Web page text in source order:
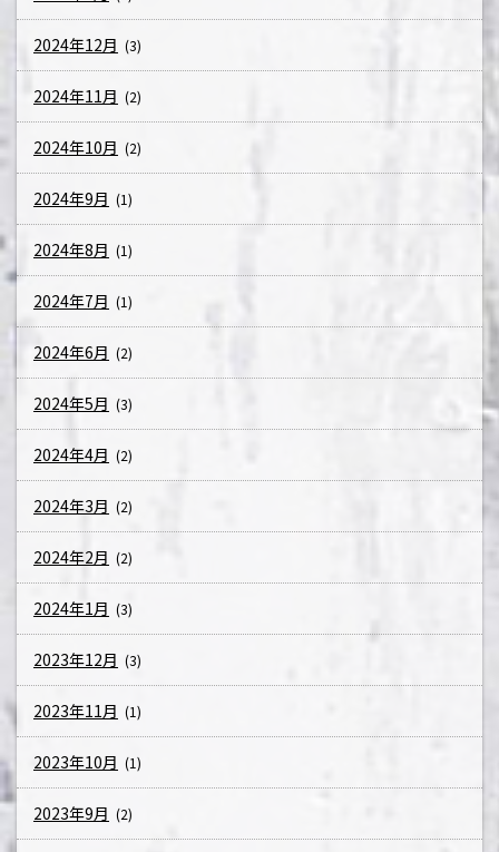
2024年12月 (3)
2024年11月 (2)
2024年10月 (2)
2024年9月 (1)
2024年8月 (1)
2024年7月 (1)
2024年6月 (2)
2024年5月 (3)
2024年4月 (2)
2024年3月 (2)
2024年2月 (2)
2024年1月 (3)
2023年12月 (3)
2023年11月 (1)
2023年10月 (1)
2023年9月 (2)